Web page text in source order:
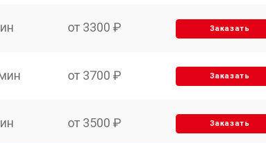
от 3300 ₽ Заказать
от 3700 ₽ Заказать
от 3500 ₽ Заказать